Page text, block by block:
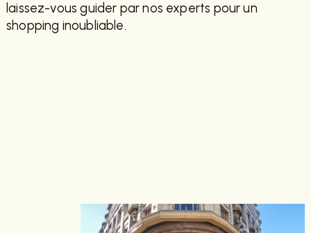
laissez-vous guider par nos experts pour un
shopping inoubliable.